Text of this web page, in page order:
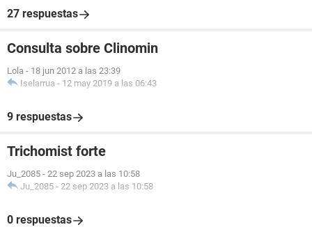
27 respuestas
Consulta sobre Clinomin
Lola - 18 jun 2012 a las 23:39
Iselarrua - 12 may 2019 a las 06:43
9 respuestas
Trichomist forte
Ju_2085 - 22 sep 2023 a las 10:58
Ju_2085 - 22 sep 2023 a las 10:58
0 respuestas